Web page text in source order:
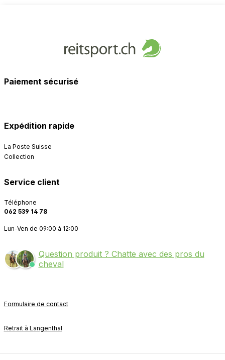
Paiement sécurisé
Expédition rapide
La Poste Suisse
Collection
Service client
Téléphone
062 539 14 78
Lun-Ven de 09:00 à 12:00
Question produit ? Chatte avec des pros du
cheval
Formulaire de contact
Retrait à Langenthal